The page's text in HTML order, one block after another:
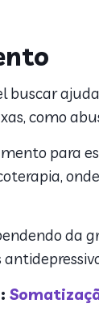
buscar
como
para
da